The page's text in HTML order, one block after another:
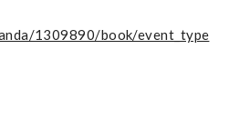
1309890/book/event_type